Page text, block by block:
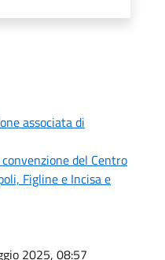
associata di
del Centro
Figline e Incisa e
2025, 08:57